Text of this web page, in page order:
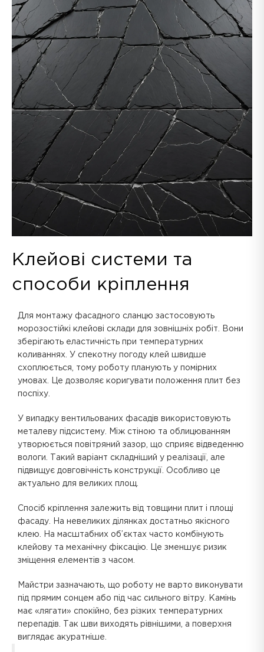
Клейові системи та
способи кріплення
Для монтажу фасадного сланцю застосовують
морозостійкі клейові склади для зовнішніх робіт. Вони
зберігають еластичність при температурних
коливаннях. У спекотну погоду клей швидше
схоплюється, тому роботу планують у помірних
умовах. Це дозволяє коригувати положення плит без
поспіху.
У випадку вентильованих фасадів використовують
металеву підсистему. Між стіною та облицюванням
утворюється повітряний зазор, що сприяє відведенню
вологи. Такий варіант складніший у реалізації, але
підвищує довговічність конструкції. Особливо це
актуально для великих площ.
Спосіб кріплення залежить від товщини плит і площі
фасаду. На невеликих ділянках достатньо якісного
клею. На масштабних об’єктах часто комбінують
клейову та механічну фіксацію. Це зменшує ризик
зміщення елементів з часом.
Майстри зазначають, що роботу не варто виконувати
під прямим сонцем або під час сильного вітру. Камінь
має «лягати» спокійно, без різких температурних
перепадів. Так шви виходять рівнішими, а поверхня
виглядає акуратніше.